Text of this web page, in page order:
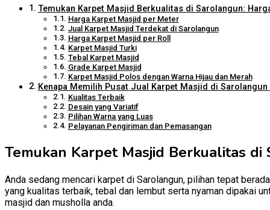
Temukan Karpet Masjid Berkualitas di Sarolangun:
Harga Karpet Masjid per Meter
Jual Karpet Masjid Terdekat di Sarolangun
Harga Karpet Masjid per Roll
Karpet Masjid Turki
Tebal Karpet Masjid
Grade Karpet Masjid
Karpet Masjid Polos dengan Warna Hijau dan Merah
Kenapa Memilih Pusat Jual Karpet Masjid di
Kualitas Terbaik
Desain yang Variatif
Pilihan Warna yang Luas
Pelayanan Pengiriman dan Pemasangan
Temukan Karpet Masjid Berkualitas
Anda sedang mencari karpet di Sarolangun, pilihan tepat
yang kualitas terbaik, tebal dan lembut serta nyaman dipakai
masjid dan musholla anda.